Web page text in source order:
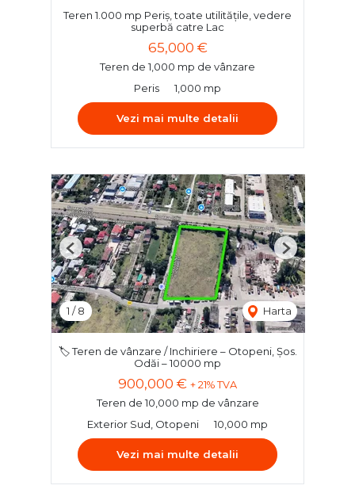
Teren 1.000 mp Periș, toate utilitățile, vedere
superbă catre Lac
65,000 €
Teren de 1,000 mp de vânzare
Peris
1,000 mp
Vezi mai multe detalii
1 /8 Harta
Previous Next
🏷️ Teren de vânzare / Inchiriere – Otopeni, Șos.
Odăi – 10000 mp
900,000 € + 21% TVA
Teren de 10,000 mp de vânzare
Exterior Sud, Otopeni
10,000 mp
Vezi mai multe detalii